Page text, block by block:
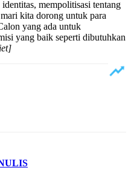
mempolitisasi tentang
kita dorong untuk para
yang ada untuk
yang baik seperti dibutuhkan